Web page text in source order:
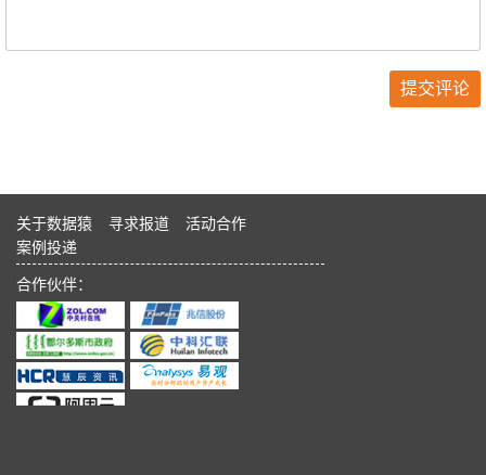
关于数据猿 寻求报道
活动合作
案例投递
合作伙伴：